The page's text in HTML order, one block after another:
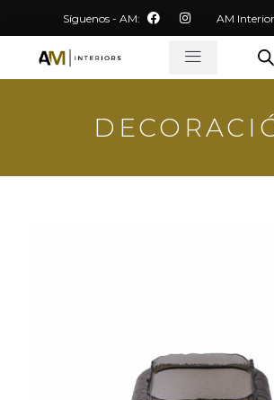
Síguenos - AM: AM